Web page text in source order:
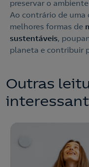
preservar o
Ao contrário de uma
melhores formas de
sustentáveis,
planeta e contribuir
Outras